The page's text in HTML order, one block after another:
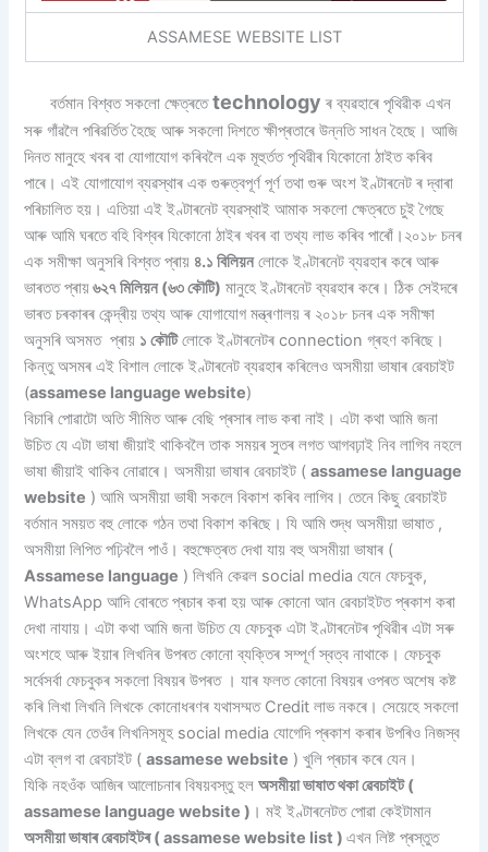
ASSAMESE WEBSITE LIST
বৰ্তমান বিশ্বত সকলো ক্ষেত্ৰতেtechnology ৰ ব্যৱহাৰে পৃথিৱীক এখন
সৰু গাঁৱলৈ পৰিৱৰ্তিত হৈছে আৰু সকলো দিশতে ক্ষীপ্ৰতাৰে উন্নতি সাধন হৈছে। আজি
দিনত মানুহে খবৰ বা যোগাযোগ কৰিবলৈ এক মূহুৰ্তত পৃথিৱীৰ যিকোনো ঠাইত কৰিব
পাৰে। এই যোগাযোগ ব্যৱস্থাৰ এক গুৰুত্বপূৰ্ণ পূৰ্ণ তথা গুৰু অংশ ইণ্টাৰনেট ৰ দ্বাৰা
পৰিচালিত হয়। এতিয়া এই ইণ্টাৰনেট ব্যৱস্থাই আমাক সকলো ক্ষেত্ৰতে চুই গৈছে
আৰু আমি ঘৰতে বহি বিশ্বৰ যিকোনো ঠাইৰ খবৰ বা তথ্য লাভ কৰিব পাৰোঁ।২০১৮ চনৰ
এক সমীক্ষা অনুসৰি বিশ্বত প্ৰায় ৪.১ বিলিয়নলোকে ইণ্টাৰনেট ব্যৱহাৰ কৰে আৰু
ভাৰতত প্ৰায়৬২৭ মিলিয়ন (৬৩ কৌটি) মানুহে ইণ্টাৰনেট ব্যৱহাৰ কৰে। ঠিক সেইদৰে
ভাৰত চৰকাৰৰ কেন্দ্ৰীয় তথ্য আৰু যোগাযোগ মন্ত্ৰণালয় ৰ ২০১৮ চনৰ এক সমীক্ষা
অনুসৰি অসমত প্ৰায় ১ কৌটিলোকে ইণ্টাৰনেটৰ connection গ্ৰহণ কৰিছে।
কিন্তু অসমৰ এই বিশাল লোকে ইণ্টাৰনেট ব্যৱহাৰ কৰিলেও অসমীয়া ভাষাৰ ৱেবচাইট
(assamese language website)
বিচাৰি পোৱাটো অতি সীমিত আৰু বেছি প্ৰসাৰ লাভ কৰা নাই। এটা কথা আমি জনা
উচিত যে এটা ভাষা জীয়াই থাকিবলৈ তাক সময়ৰ সুতৰ লগত আগবঢ়াই নিব লাগিব নহলে
ভাষা জীয়াই থাকিব নোৱাৰে। অসমীয়া ভাষাৰ ৱেবচাইট (assamese language
website ) আমি অসমীয়া ভাষী সকলে বিকাশ কৰিব লাগিব। তেনে কিছু ৱেবচাইট
বৰ্তমান সময়ত বহু লোকে গঠন তথা বিকাশ কৰিছে। যি আমি শুদ্ধ অসমীয়া ভাষাত ,
অসমীয়া লিপিত পঢ়িবলৈ পাওঁ। বহুক্ষেত্ৰত দেখা যায় বহু অসমীয়া ভাষাৰ (
Assamese language ) লিখনি কেৱল social media যেনে ফেচবুক,
WhatsApp আদি বোৰতে প্ৰচাৰ কৰা হয় আৰু কোনো আন ৱেবচাইটত প্ৰকাশ কৰা
দেখা নাযায়। এটা কথা আমি জনা উচিত যে ফেচবুক এটা ইণ্টাৰনেটৰ পৃথিৱীৰ এটা সৰু
অংশহে আৰু ইয়াৰ লিখনিৰ উপৰত কোনো ব্যক্তিৰ সম্পূৰ্ণ স্বত্ব নাথাকে। ফেচবুক
সৰ্বেসৰ্বা ফেচবুকৰ সকলো বিষয়ৰ উপৰত । যাৰ ফলত কোনো বিষয়ৰ ওপৰত অশেষ কষ্ট
কৰি লিখা লিখনি লিখকে কোনোধৰণৰ যথাসম্মত Credit লাভ নকৰে। সেয়েহে সকলো
লিখকে যেন তেওঁৰ লিখনিসমূহ social media যোগেদি প্ৰকাশ কৰাৰ উপৰিও নিজস্ব
এটা ব্লগ বা ৱেবচাইট (assamese website ) খুলি প্ৰচাৰ কৰে যেন।
যিকি নহওঁক আজিৰ আলোচনাৰ বিষয়বস্তু হলঅসমীয়া ভাষাত থকা ৱেবচাইট (
assamese language website ) । মই ইণ্টাৰনেটত পোৱা কেইটামান
অসমীয়া ভাষাৰ ৱেবচাইটৰ ( assamese website list )এখন লিষ্ট প্ৰস্তুত